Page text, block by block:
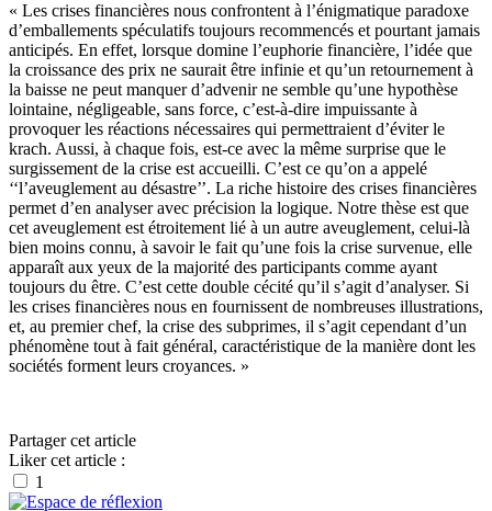
« Les crises financières nous confrontent à l’énigmatique paradoxe
d’emballements spéculatifs toujours recommencés et pourtant jamais
anticipés. En effet, lorsque domine l’euphorie financière, l’idée que
la croissance des prix ne saurait être infinie et qu’un retournement à
la baisse ne peut manquer d’advenir ne semble qu’une hypothèse
lointaine, négligeable, sans force, c’est-à-dire impuissante à
provoquer les réactions nécessaires qui permettraient d’éviter le
krach. Aussi, à chaque fois, est-ce avec la même surprise que le
surgissement de la crise est accueilli. C’est ce qu’on a appelé
‘‘l’aveuglement au désastre’’. La riche histoire des crises financières
permet d’en analyser avec précision la logique. Notre thèse est que
cet aveuglement est étroitement lié à un autre aveuglement, celui-là
bien moins connu, à savoir le fait qu’une fois la crise survenue, elle
apparaît aux yeux de la majorité des participants comme ayant
toujours du être. C’est cette double cécité qu’il s’agit d’analyser. Si
les crises financières nous en fournissent de nombreuses illustrations,
et, au premier chef, la crise des subprimes, il s’agit cependant d’un
phénomène tout à fait général, caractéristique de la manière dont les
sociétés forment leurs croyances. »
Partager cet article
Liker cet article :
1